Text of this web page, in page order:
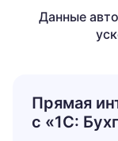
Данные
Прямая
с «1С: